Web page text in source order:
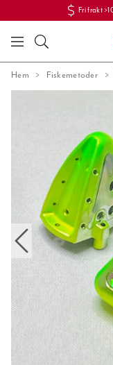
Fri frakt
Hem Fiskemetoder